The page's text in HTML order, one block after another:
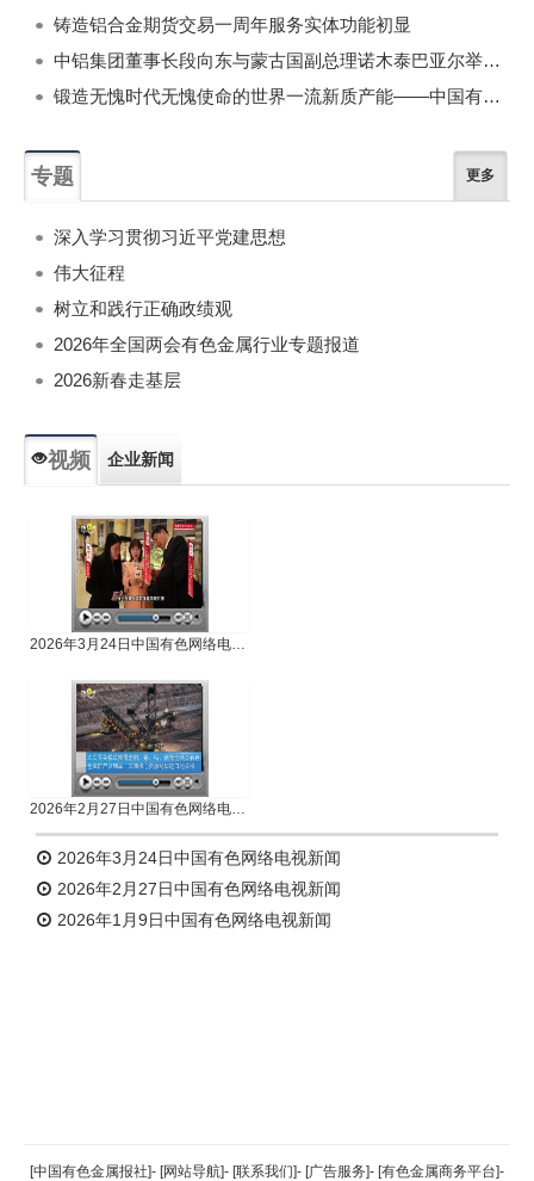
铸造铝合金期货交易一周年服务实体功能初显
中铝集团董事长段向东与蒙古国副总理诺木泰巴亚尔举行会谈
锻造无愧时代无愧使命的世界一流新质产能——中国有色金属工业的战略应对与破局之道（二）
专题 更多
深入学习贯彻习近平党建思想
伟大征程
树立和践行正确政绩观
2026年全国两会有色金属行业专题报道
2026新春走基层
视频 企业新闻
2026年3月24日中国有色网络电视新闻
2026年2月27日中国有色网络电视新闻
2026年3月24日中国有色网络电视新闻
2026年2月27日中国有色网络电视新闻
2026年1月9日中国有色网络电视新闻
返回顶部
[中国有色金属报社]- [网站导航]- [联系我们]- [广告服务]- [有色金属商务平台]-